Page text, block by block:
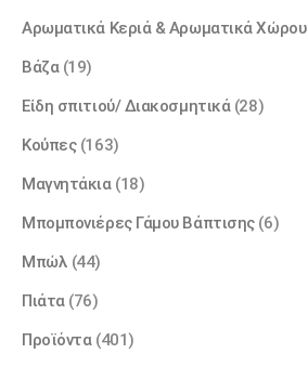
Αρωματικά Κεριά & Αρωματικά Χώρου
Βάζα (19)
Είδη σπιτιού/ Διακοσμητικά (28)
Κούπες (163)
Μαγνητάκια (18)
Μπομπονιέρες Γάμου Βάπτισης (6)
Μπώλ (44)
Πιάτα (76)
Προϊόντα (401)